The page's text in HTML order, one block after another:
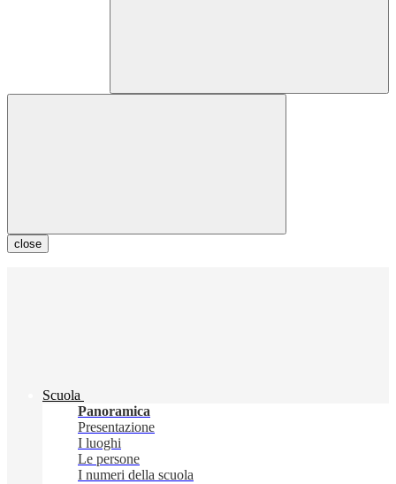
close
Scuola
Panoramica
Presentazione
I luoghi
Le persone
I numeri della scuola